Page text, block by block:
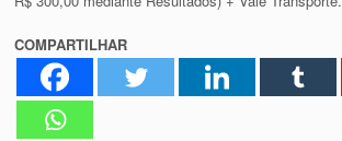
COMPARTILHAR